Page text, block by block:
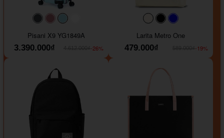
#40454a#b76e79
Pisani X9 YG1849A
3.390.000₫
-26%
#faf0e6#000000
Larita Metro One
479.000₫
-19%